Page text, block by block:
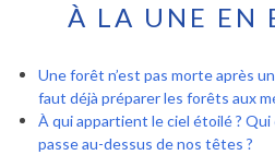
À LA UNE EN
Une forêt n’est pas morte après
faut déjà préparer les forêts aux
À qui appartient le ciel étoilé ?
passe au-dessus de nos têtes ?